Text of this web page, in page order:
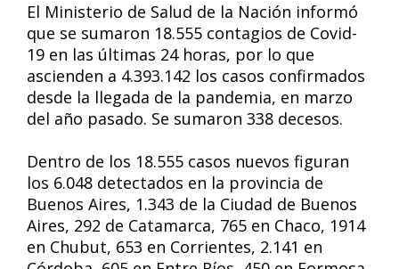
El Ministerio de Salud de la Nación informó
que se sumaron 18.555 contagios de Covid-
19 en las últimas 24 horas, por lo que
ascienden a 4.393.142 los casos confirmados
desde la llegada de la pandemia, en marzo
del año pasado. Se sumaron 338 decesos.
Dentro de los 18.555 casos nuevos figuran
los 6.048 detectados en la provincia de
Buenos Aires, 1.343 de la Ciudad de Buenos
Aires, 292 de Catamarca, 765 en Chaco, 1914
en Chubut, 653 en Corrientes, 2.141 en